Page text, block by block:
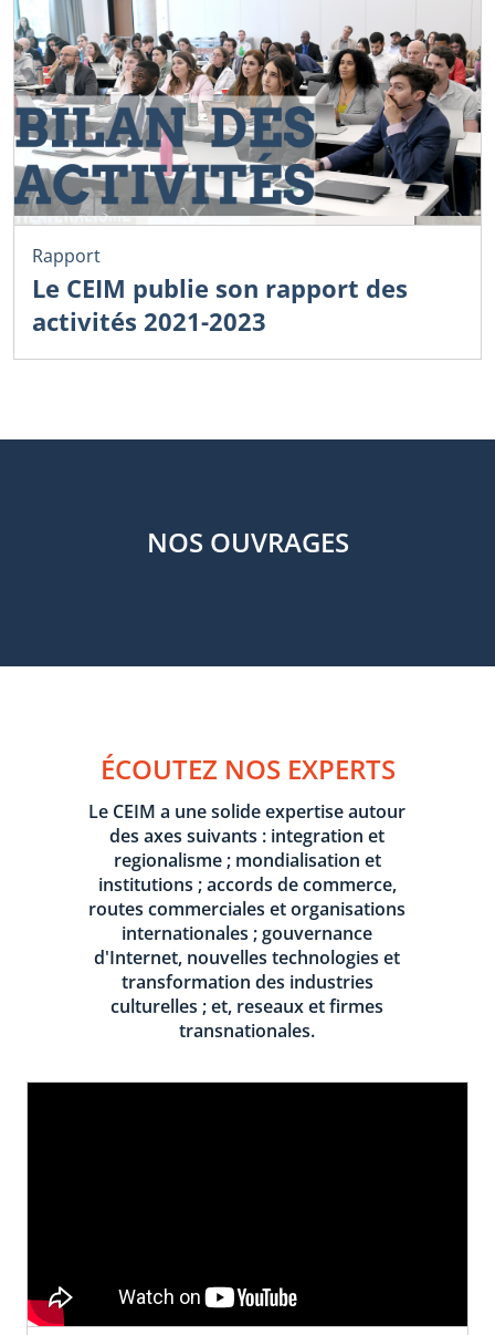
Rapport
Le CEIM publie son rapport des
activités 2021-2023
NOS OUVRAGES
ÉCOUTEZ NOS EXPERTS
Le CEIM a une solide expertise autour
des axes suivants : integration et
regionalisme ; mondialisation et
institutions ; accords de commerce,
routes commerciales et organisations
internationales ; gouvernance
d'Internet, nouvelles technologies et
transformation des industries
culturelles ; et, reseaux et firmes
transnationales.